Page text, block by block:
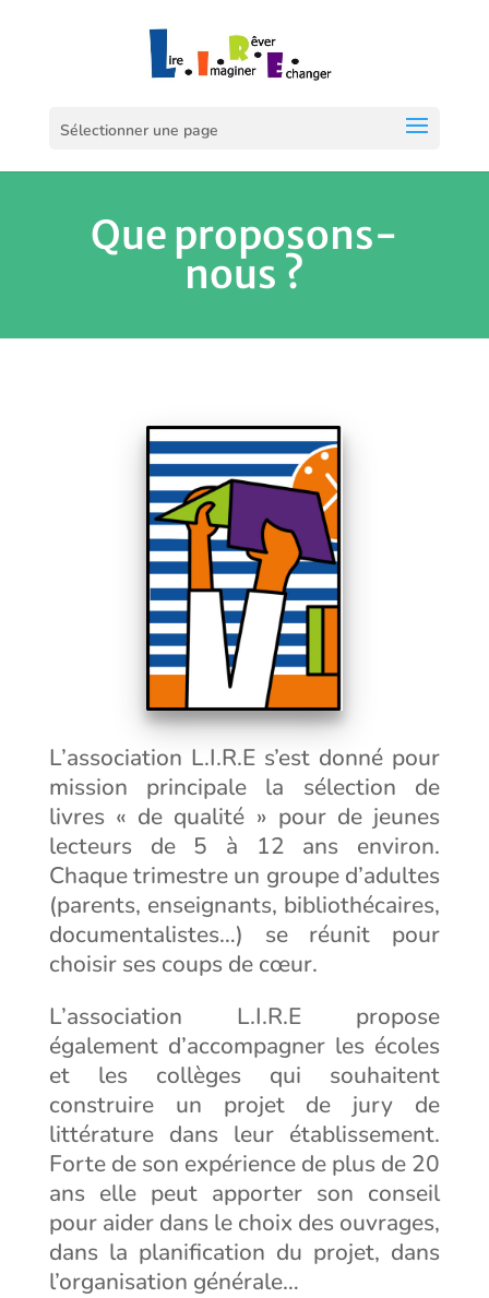
Sélectionner une page
Que proposons-
nous ?
L’association L.I.R.E s’est donné pour
mission principale la sélection de
livres « de qualité » pour de jeunes
lecteurs de 5 à 12 ans environ.
Chaque trimestre un groupe d’adultes
(parents, enseignants, bibliothécaires,
documentalistes…) se réunit pour
choisir ses coups de cœur.
L’association L.I.R.E propose
également d’accompagner les écoles
et les collèges qui souhaitent
construire un projet de jury de
littérature dans leur établissement.
Forte de son expérience de plus de 20
ans elle peut apporter son conseil
pour aider dans le choix des ouvrages,
dans la planification du projet, dans
l’organisation générale…